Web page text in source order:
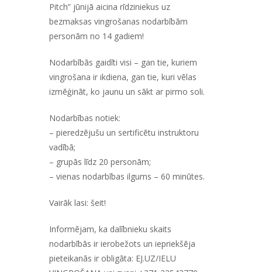
Pitch” jūnijā aicina rīdziniekus uz
bezmaksas vingrošanas nodarbībām
personām no 14 gadiem!
Nodarbībās gaidīti visi – gan tie, kuriem
vingrošana ir ikdiena, gan tie, kuri vēlas
izmēģināt, ko jaunu un sākt ar pirmo soli.
Nodarbības notiek:
– pieredzējušu un sertificētu instruktoru
vadībā;
– grupās līdz 20 personām;
– vienas nodarbības ilgums – 60 minūtes.
Vairāk lasi: šeit!
Informējam, ka dalībnieku skaits
nodarbībās ir ierobežots un iepriekšēja
pieteikanās ir obligāta: EJ.UZ/IELU